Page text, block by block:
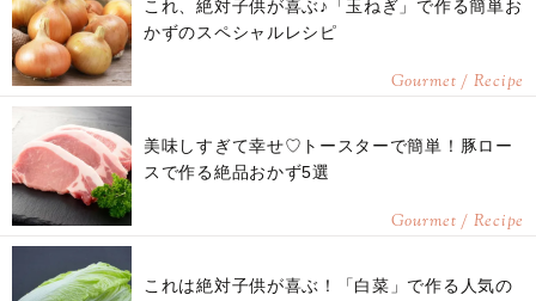
これ、絶対子供が喜ぶ♪「玉ねぎ」で作る簡単お
かずのスペシャルレシピ
Gourmet / Recipe
美味しすぎて幸せ♡トースターで簡単！豚ロー
スで作る絶品おかず5選
Gourmet / Recipe
これは絶対子供が喜ぶ！「白菜」で作る人気の